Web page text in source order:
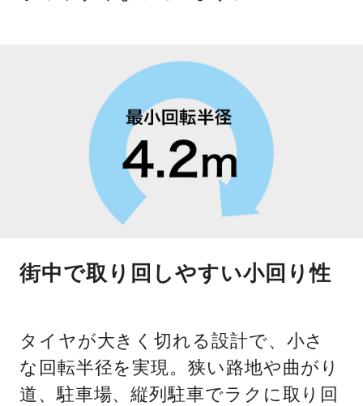
街中で取り回しやすい小回り性
タイヤが大きく切れる設計で、小さ
な回転半径を実現。狭い路地や曲がり
道、駐車場、縦列駐車でラクに取り回